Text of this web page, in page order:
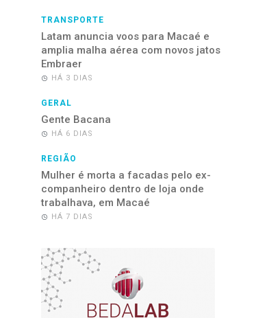
TRANSPORTE
Latam anuncia voos para Macaé e
amplia malha aérea com novos jatos
Embraer
HÁ 3 DIAS
GERAL
Gente Bacana
HÁ 6 DIAS
REGIÃO
Mulher é morta a facadas pelo ex-
companheiro dentro de loja onde
trabalhava, em Macaé
HÁ 7 DIAS